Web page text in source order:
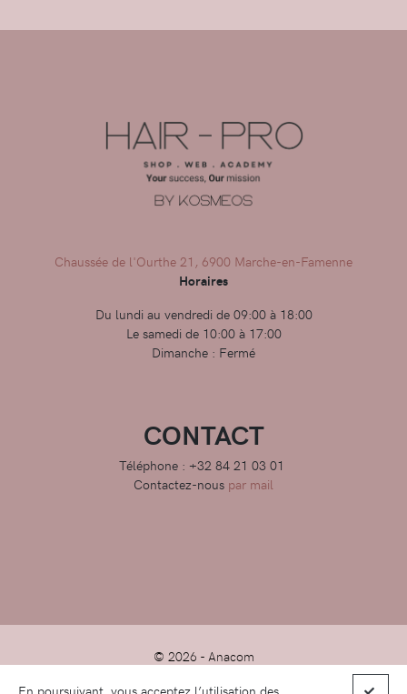
Chaussée de l'Ourthe 21, 6900 Marche-en-Famenne
Horaires
Du lundi au vendredi de 09:00 à 18:00
Le samedi de 10:00 à 17:00
Dimanche : Fermé
CONTACT
Téléphone : +32 84 21 03 01
Contactez-nous par mail
© 2026 - Anacom
En poursuivant, vous acceptez l’utilisation des